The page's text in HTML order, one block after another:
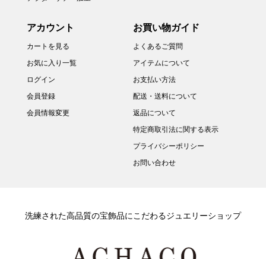
アカウント
カートを見る
お気に入り一覧
ログイン
会員登録
会員情報変更
お買い物ガイド
よくあるご質問
アイテムについて
お支払い方法
配送・送料について
返品について
特定商取引法に関する表示
プライバシーポリシー
お問い合わせ
洗練された高品質の宝飾品にこだわるジュエリーショップ